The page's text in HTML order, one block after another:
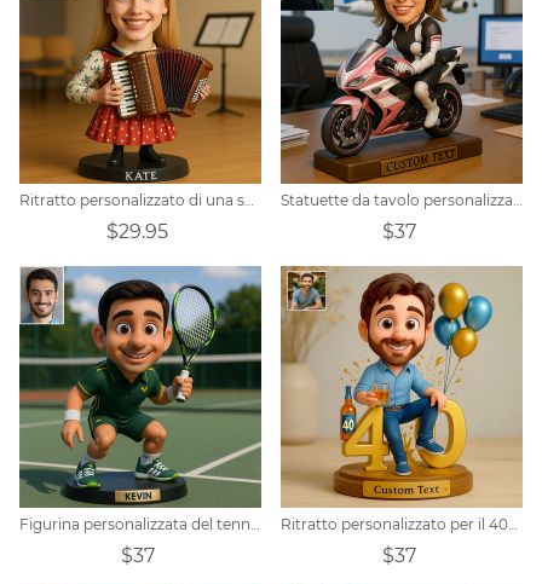
Ritratto personalizzato di una suonatrice di fisarmonica con varie decorazioni
$29.95
Statuette da tavolo personalizzate di personaggi e motociclette
$37
Figurina personalizzata del tennista Pixar
$37
Ritratto personalizzato per il 40° compleanno, regalo per uomo
$37